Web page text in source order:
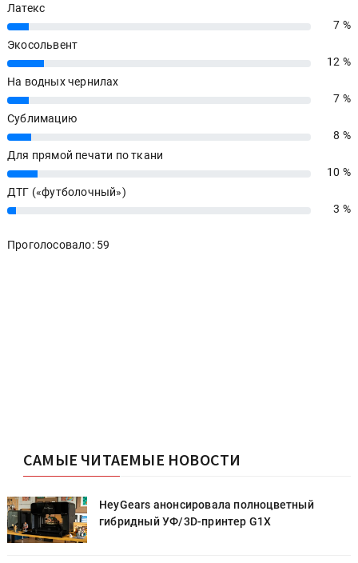
Латекс
7%
7 %
Экосольвент
12%
12 %
На водных чернилах
7%
7 %
Сублимацию
8%
8 %
Для прямой печати по ткани
10%
10 %
ДТГ («футболочный»)
3% 3 %
Проголосовало: 59
САМЫЕ ЧИТАЕМЫЕ НОВОСТИ
HeyGears анонсировала полноцветный
гибридный УФ/3D-принтер G1X